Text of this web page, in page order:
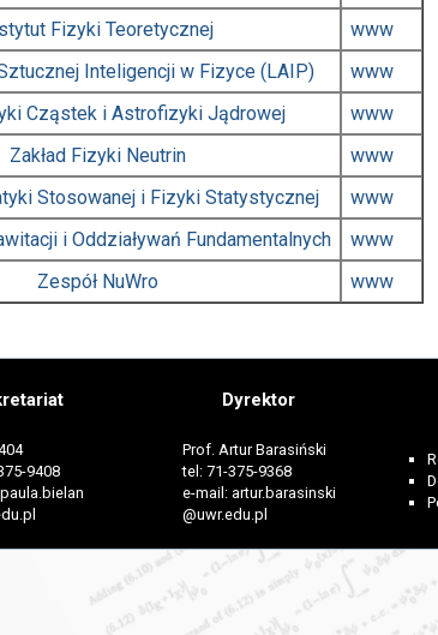
Fizyki Teoretycznej
www
Inteligencji w Fizyce (LAIP)
www
Cząstek i Astrofizyki Jądrowej
www
Zakład Fizyki Neutrin
www
Stosowanej i Fizyki Statystycznej
www
i Oddziaływań Fundamentalnych
www
Zespół NuWro
www
9408
Dyrektor
Prof. Artur Barasiński
tel: 71-375-9368
e-mail: artur.barasinski
@uwr.edu.pl